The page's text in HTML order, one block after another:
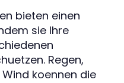
bieten einen
sie Ihre
Regen,
koennen die